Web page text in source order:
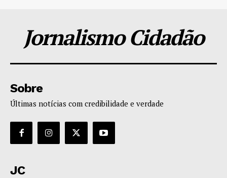
Jornalismo Cidadão
Sobre
Últimas notícias com credibilidade e verdade
JC